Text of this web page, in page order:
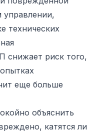
управлении,
технических
снижает риск того,
еще больше
объяснить
катятся ли